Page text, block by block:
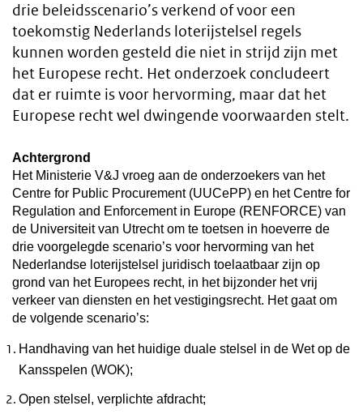
drie beleidsscenario’s verkend of voor een
toekomstig Nederlands loterijstelsel regels
kunnen worden gesteld die niet in strijd zijn met
het Europese recht. Het onderzoek concludeert
dat er ruimte is voor hervorming, maar dat het
Europese recht wel dwingende voorwaarden stelt.
Achtergrond
Het Ministerie V&J vroeg aan de onderzoekers van het
Centre for Public Procurement (UUCePP) en het Centre for
Regulation and Enforcement in Europe (RENFORCE) van
de Universiteit van Utrecht om te toetsen in hoeverre de
drie voorgelegde scenario’s voor hervorming van het
Nederlandse loterijstelsel juridisch toelaatbaar zijn op
grond van het Europees recht, in het bijzonder het vrij
verkeer van diensten en het vestigingsrecht. Het gaat om
de volgende scenario’s:
Handhaving van het huidige duale stelsel in de Wet op de
Kansspelen (WOK);
Open stelsel, verplichte afdracht;